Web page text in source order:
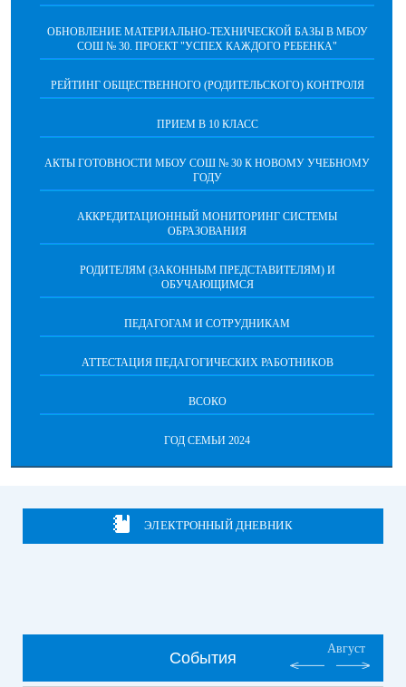
ОБНОВЛЕНИЕ МАТЕРИАЛЬНО-ТЕХНИЧЕСКОЙ БАЗЫ В МБОУ
СОШ № 30. ПРОЕКТ "УСПЕХ КАЖДОГО РЕБЕНКА"
РЕЙТИНГ ОБЩЕСТВЕННОГО (РОДИТЕЛЬСКОГО) КОНТРОЛЯ
ПРИЕМ В 10 КЛАСС
АКТЫ ГОТОВНОСТИ МБОУ СОШ № 30 К НОВОМУ УЧЕБНОМУ
ГОДУ
АККРЕДИТАЦИОННЫЙ МОНИТОРИНГ СИСТЕМЫ
ОБРАЗОВАНИЯ
РОДИТЕЛЯМ (ЗАКОННЫМ ПРЕДСТАВИТЕЛЯМ) И
ОБУЧАЮЩИМСЯ
ПЕДАГОГАМ И СОТРУДНИКАМ
АТТЕСТАЦИЯ ПЕДАГОГИЧЕСКИХ РАБОТНИКОВ
ВСОКО
ГОД СЕМЬИ 2024
ЭЛЕКТРОННЫЙ ДНЕВНИК
События
Август